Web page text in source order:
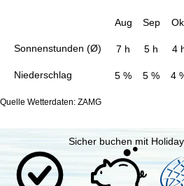
Sonnenstunden (Ø)
Niederschlag
Aug Sep
7 h 5 h 4
5 % 5 % 4
Quelle Wetterdaten: ZAMG
Sicher buchen mit